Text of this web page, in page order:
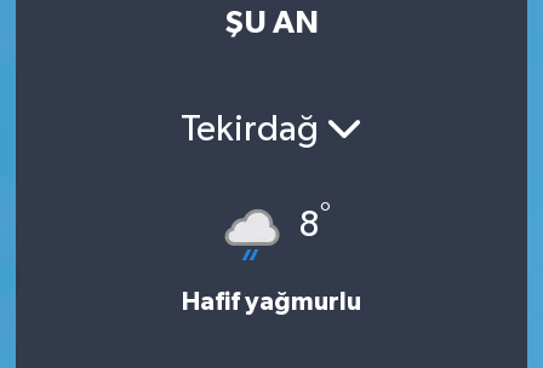
ŞU AN
Tekirdağ
8°
Hafif yağmurlu
Son Dakika Haberleri